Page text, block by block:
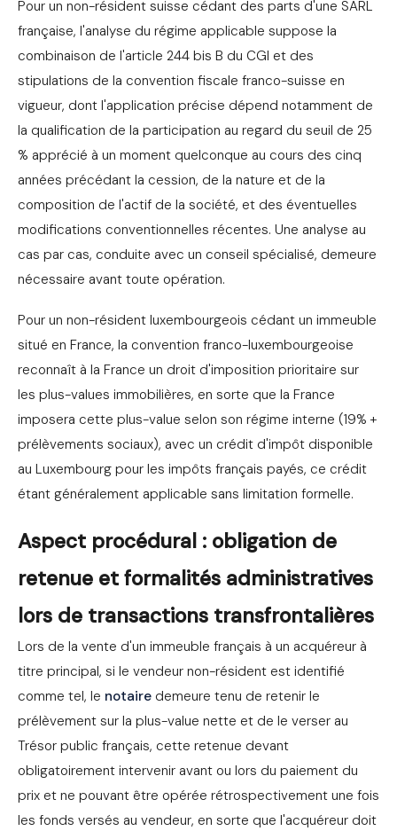
Pour un non-résident suisse cédant des parts d'une SARL
française, l'analyse du régime applicable suppose la
combinaison de l'article 244 bis B du CGI et des
stipulations de la convention fiscale franco-suisse en
vigueur, dont l'application précise dépend notamment de
la qualification de la participation au regard du seuil de 25
% apprécié à un moment quelconque au cours des cinq
années précédant la cession, de la nature et de la
composition de l'actif de la société, et des éventuelles
modifications conventionnelles récentes. Une analyse au
cas par cas, conduite avec un conseil spécialisé, demeure
nécessaire avant toute opération.
Pour un non-résident luxembourgeois cédant un immeuble
situé en France, la convention franco-luxembourgeoise
reconnaît à la France un droit d'imposition prioritaire sur
les plus-values immobilières, en sorte que la France
imposera cette plus-value selon son régime interne (19% +
prélèvements sociaux), avec un crédit d'impôt disponible
au Luxembourg pour les impôts français payés, ce crédit
étant généralement applicable sans limitation formelle.
Aspect procédural : obligation de
retenue et formalités administratives
lors de transactions transfrontalières
Lors de la vente d'un immeuble français à un acquéreur à
titre principal, si le vendeur non-résident est identifié
comme tel, le notaire demeure tenu de retenir le
prélèvement sur la plus-value nette et de le verser au
Trésor public français, cette retenue devant
obligatoirement intervenir avant ou lors du paiement du
prix et ne pouvant être opérée rétrospectivement une fois
les fonds versés au vendeur, en sorte que l'acquéreur doit